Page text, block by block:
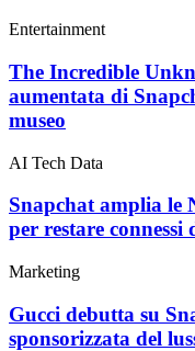
Entertainment
The Incredible
aumentata di
museo
AI Tech Data
Snapchat amplia le
per restare
Marketing
Gucci debutta su
sponsorizzata del